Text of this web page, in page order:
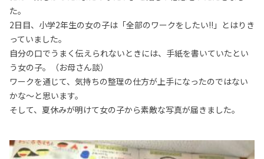
た。
2日目、小学2年生の女の子は「全部のワークをしたい!!」とはりき
っていました。
自分の口でうまく伝えられないときには、手紙を書いていたとい
う女の子。（お母さん談）
ワークを通じて、気持ちの整理の仕方が上手になったのではない
かな～と思います。
そして、夏休みが明けて女の子から素敵な写真が届きました。